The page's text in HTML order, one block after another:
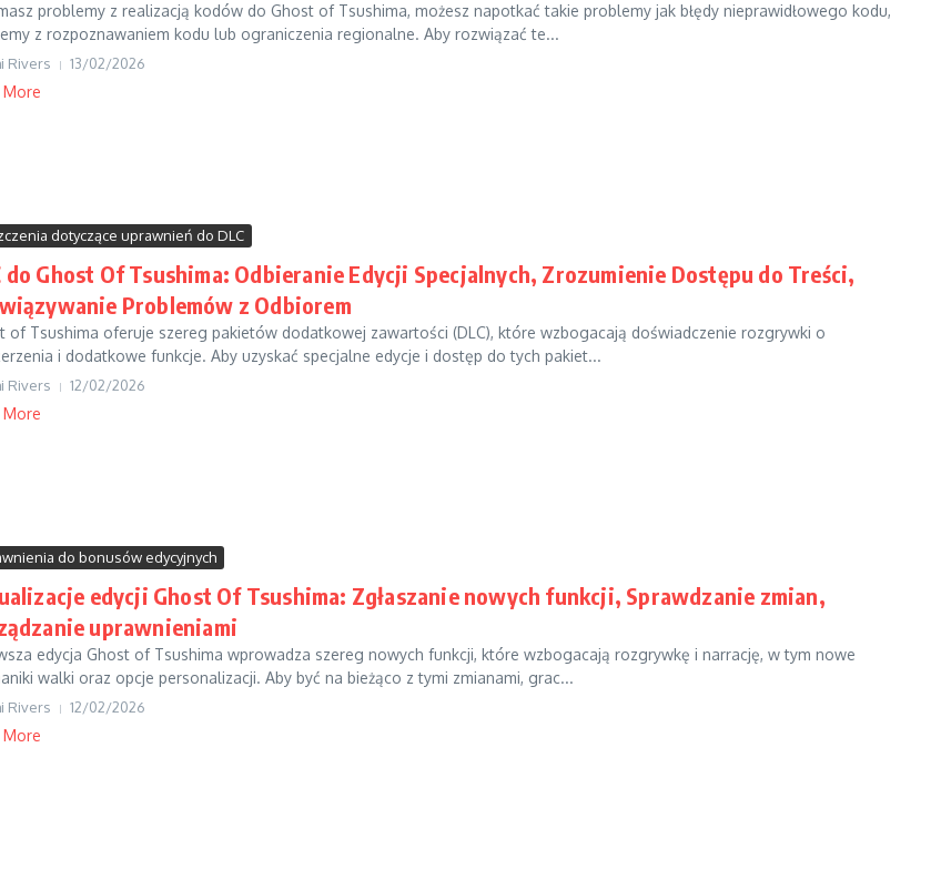
problemy z realizacją kodów do Ghost of Tsushima, możesz napotkać takie problemy jak błędy nieprawidłowego kodu,
z rozpoznawaniem kodu lub ograniczenia regionalne. Aby rozwiązać te...
Rivers 13/02/2026
More
dotyczące uprawnień do DLC
do Ghost Of Tsushima: Odbieranie Edycji Specjalnych, Zrozumienie Dostępu do Treści,
Problemów z Odbiorem
of Tsushima oferuje szereg pakietów dodatkowej zawartości (DLC), które wzbogacają doświadczenie rozgrywki o
i dodatkowe funkcje. Aby uzyskać specjalne edycje i dostęp do tych pakiet...
Rivers 12/02/2026
More
do bonusów edycyjnych
edycji Ghost Of Tsushima: Zgłaszanie nowych funkcji, Sprawdzanie zmian,
uprawnieniami
edycja Ghost of Tsushima wprowadza szereg nowych funkcji, które wzbogacają rozgrywkę i narrację, w tym nowe
walki oraz opcje personalizacji. Aby być na bieżąco z tymi zmianami, grac...
Rivers 12/02/2026
More